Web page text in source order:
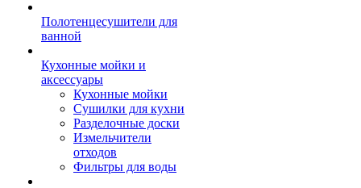
Полотенцесушители для
ванной
Кухонные мойки и
аксессуары
Кухонные мойки
Сушилки для кухни
Разделочные доски
Измельчители
отходов
Фильтры для воды